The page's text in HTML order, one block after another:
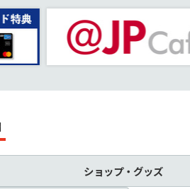
ショップ・グッズ